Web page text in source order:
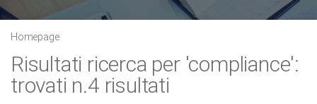
Homepage
Risultati ricerca per 'compliance':
trovati n.4 risultati